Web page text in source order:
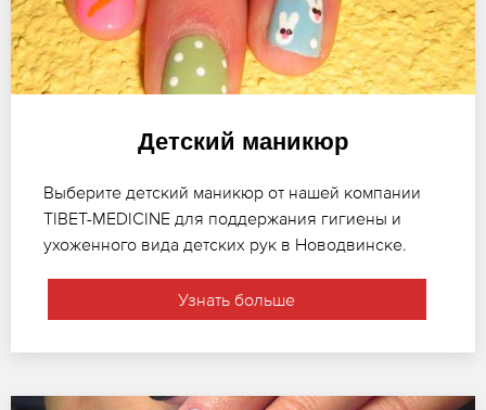
Детский маникюр
Выберите детский маникюр от нашей компании
TIBET-MEDICINE для поддержания гигиены и
ухоженного вида детских рук в Новодвинске.
Узнать больше